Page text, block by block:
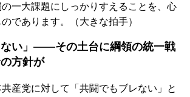
一大課題にしっかりすえることを、心
であります。（大きな拍手）
ない」――その土台に綱領の統一戦
方針が
産党に対して「共闘でもブレない」と